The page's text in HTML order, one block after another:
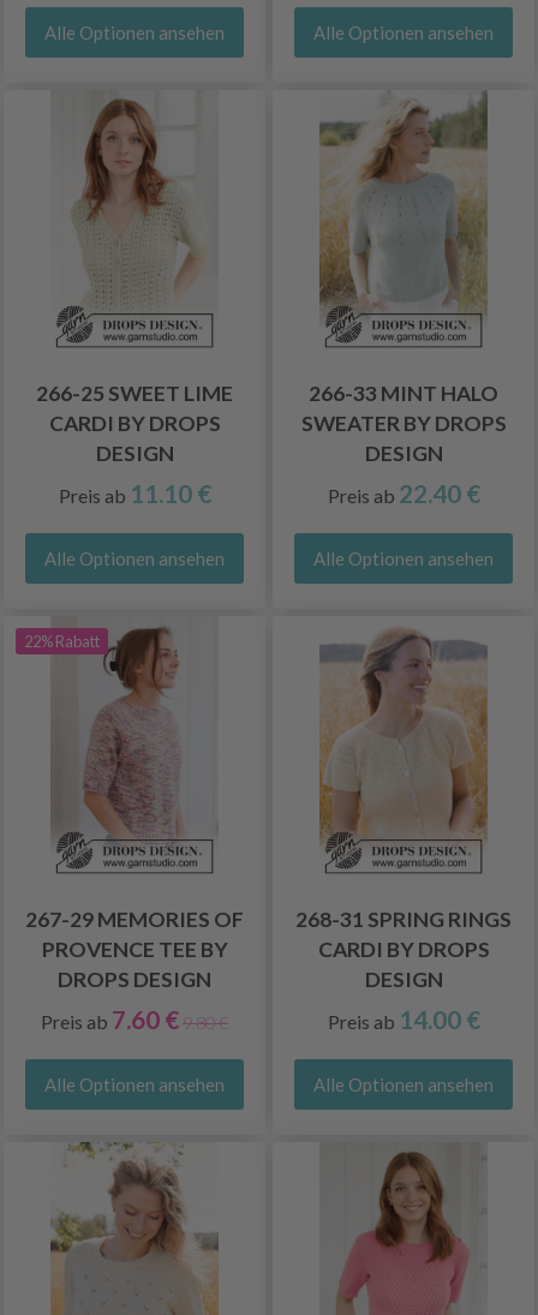
Alle Optionen ansehen Alle Optionen ansehen
266-25 SWEET LIME
CARDI BY DROPS
DESIGN
Preis ab 11.10 €
Alle Optionen ansehen
266-33 MINT HALO
SWEATER BY DROPS
DESIGN
Preis ab 22.40 €
Alle Optionen ansehen
22% Rabatt
267-29 MEMORIES OF
PROVENCE TEE BY
DROPS DESIGN
Preis ab 7.60 €9.80 €
Alle Optionen ansehen
268-31 SPRING RINGS
CARDI BY DROPS
DESIGN
Preis ab 14.00 €
Alle Optionen ansehen